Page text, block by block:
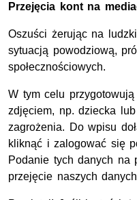
Przejęcia kont na
Oszuści żerując na
sytuacją powodziową,
społecznościowych.
W tym celu
zdjęciem, np. dziecka
zagrożenia. Do wpisu
kliknąć i zalogować się
Podanie tych danych na
przejęcie naszych